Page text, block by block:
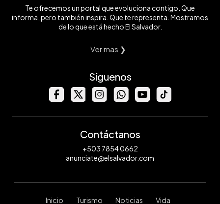
Te ofrecemos un portal que evoluciona contigo. Que
informa, pero también inspira. Que te representa. Mostramos
de lo que está hecho El Salvador.
Ver mas ❯
Síguenos
Contáctanos
+503 7854 0662
anunciate@elsalvador.com
Inicio Turismo Noticias Vida